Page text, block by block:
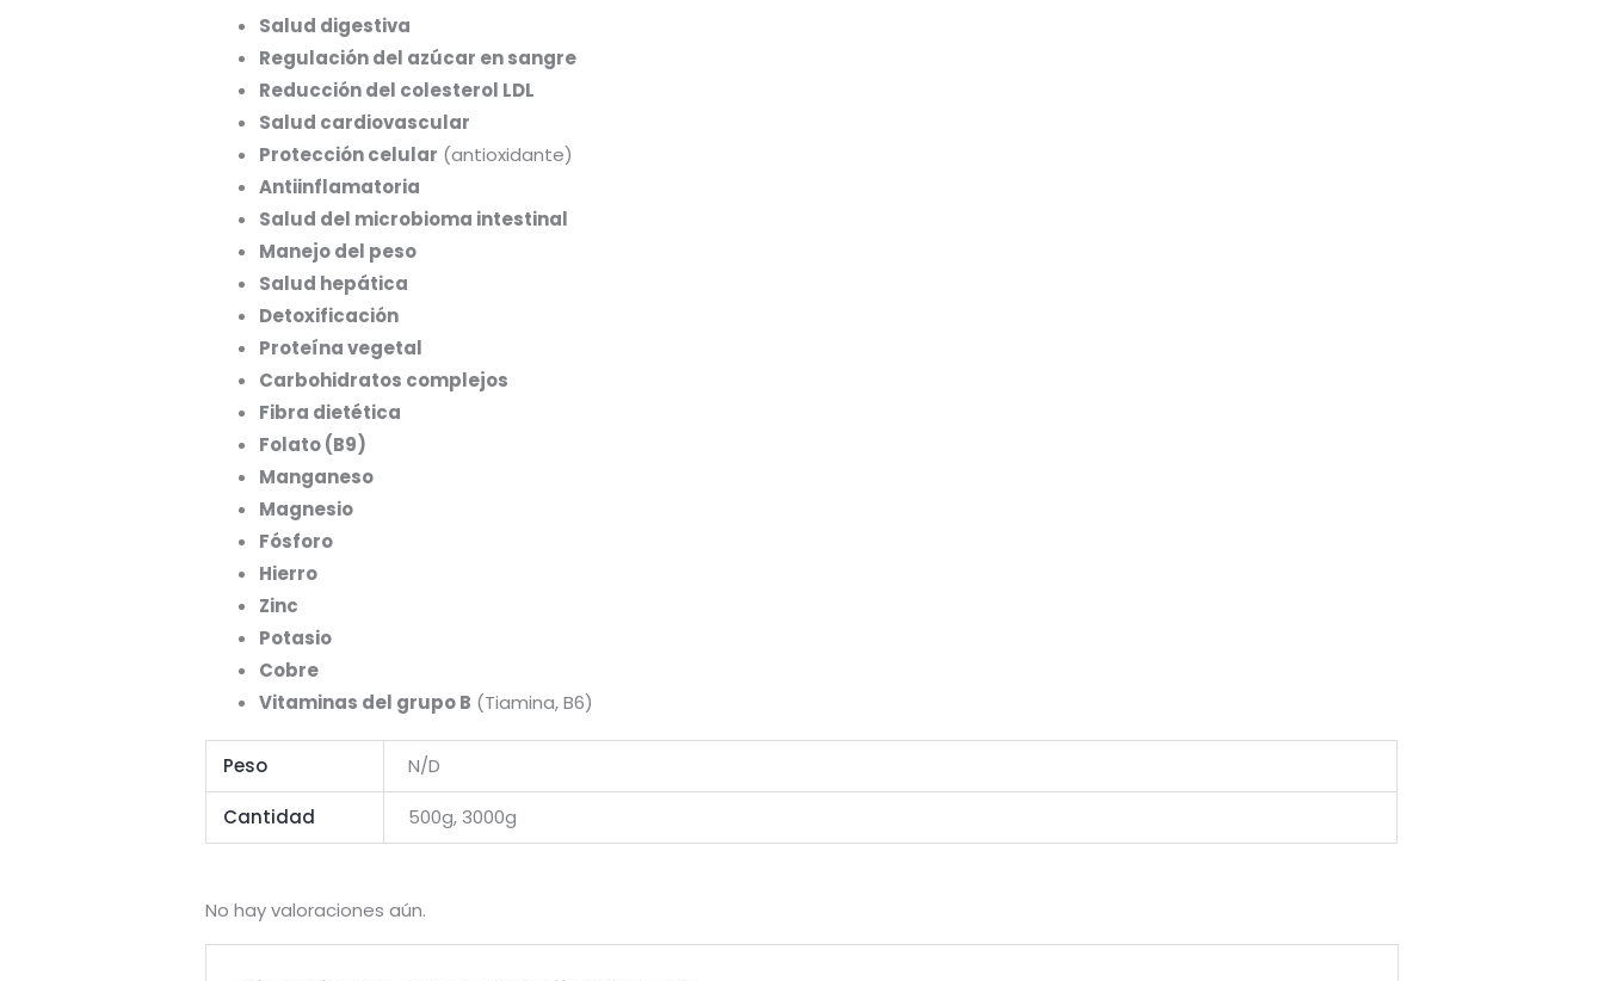
Salud digestiva
Regulación del azúcar en sangre
Reducción del colesterol LDL
Salud cardiovascular
Protección celular (antioxidante)
Antiinflamatoria
Salud del microbioma intestinal
Manejo del peso
Salud hepática
Detoxificación
Proteína vegetal
Carbohidratos complejos
Fibra dietética
Folato (B9)
Manganeso
Magnesio
Fósforo
Hierro
Zinc
Potasio
Cobre
Vitaminas del grupo B (Tiamina, B6)
Peso N/D
Cantidad 500g, 3000g
No hay valoraciones aún.